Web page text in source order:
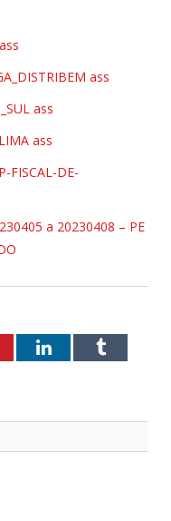
ass
ass
ass
FISCAL-DE-
a 20230408 – PE
LinkedInTumblr